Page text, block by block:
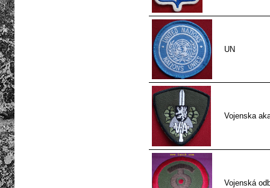
UN
Vojenska
Vojenská